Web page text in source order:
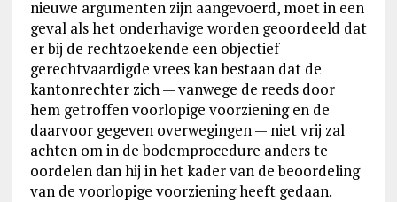
nieuwe argumenten zijn aangevoerd, moet in een
geval als het onderhavige worden geoordeeld dat
er bij de rechtzoekende een objectief
gerechtvaardigde vrees kan bestaan dat de
kantonrechter zich — vanwege de reeds door
hem getroffen voorlopige voorziening en de
daarvoor gegeven overwegingen — niet vrij zal
achten om in de bodemprocedure anders te
oordelen dan hij in het kader van de beoordeling
van de voorlopige voorziening heeft gedaan.